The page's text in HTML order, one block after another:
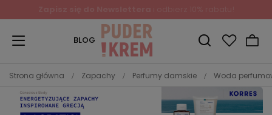
BLOG
Strona główna Zapachy Perfumy damskie Woda